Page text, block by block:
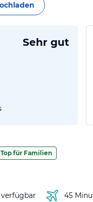
Sehr gut
Top für Familien
45